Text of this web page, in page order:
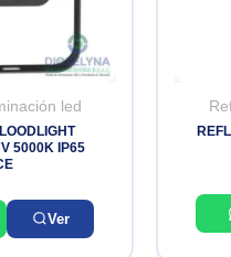
led
5000K IP65
Ver